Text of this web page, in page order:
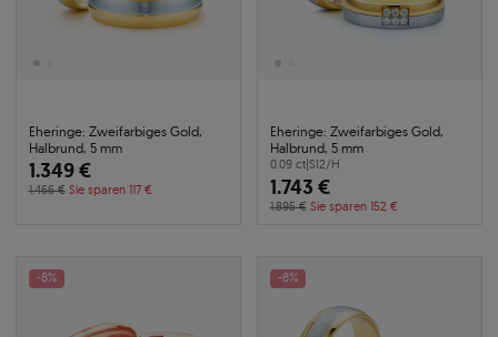
Eheringe: Zweifarbiges Gold,
Halbrund, 5 mm
1.349 €
1.466 € Sie sparen 117 €
Eheringe: Zweifarbiges Gold,
Halbrund, 5 mm
0.09 ct|SI2/H
1.743 €
1.895 € Sie sparen 152 €
-8% -8%